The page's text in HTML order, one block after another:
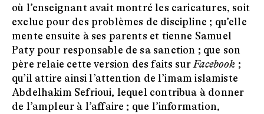
où l’enseignant avait montré les caricatures, soit
exclue pour des problèmes de discipline ; qu’elle
mente ensuite à ses parents et tienne Samuel
Paty pour responsable de sa sanction ; que son
père relaie cette version des faits surFacebook ;
qu’il attire ainsi l’attention de l’imam islamiste
Abdelhakim Sefrioui, lequel contribua à donner
de l’ampleur à l’affaire ; que l’information,